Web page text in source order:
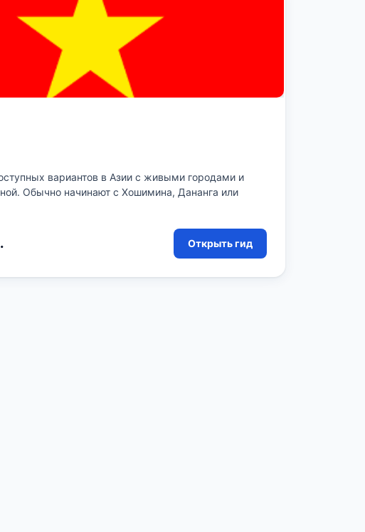
вариантов в Азии с живыми городами и
Обычно начинают с Хошимина, Дананга или
Открыть гид